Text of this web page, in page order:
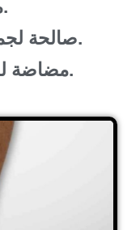
متوفرة بألوان مختلفة.
صالحة لجميع الأعمار و المواسم.
مضاضة لرائحة وتعرق القدمين.